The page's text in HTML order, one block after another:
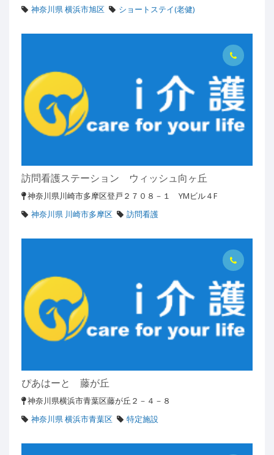
神奈川県 横浜市旭区 ショートステイ(老健)
訪問看護ステーション ウィッシュ向ヶ丘
神奈川県川崎市多摩区登戸２７０８－１ YMビル４F
神奈川県 川崎市多摩区
訪問看護
ぴあはーと 藤が丘
神奈川県横浜市青葉区藤が丘２－４－８
神奈川県 横浜市青葉区
特定施設